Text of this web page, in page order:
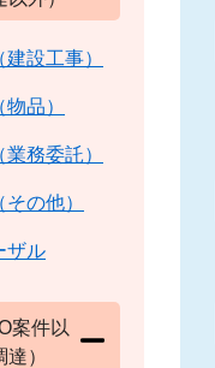
設工事）
品）
務委託）
の他）
ザル
案件以
）